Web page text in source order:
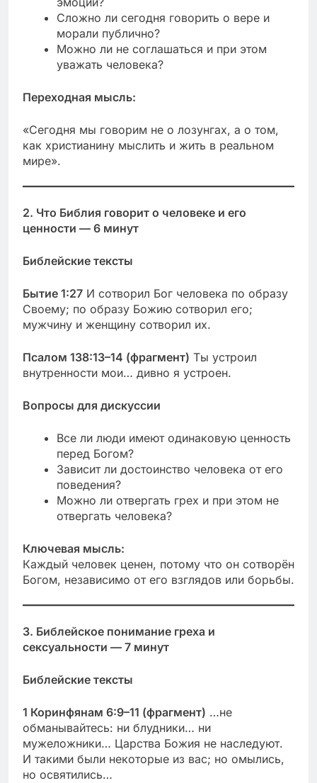
Сложно ли сегодня говорить о вере и
морали публично?
Можно ли не соглашаться и при этом
уважать человека?
Переходная мысль:
«Сегодня мы говорим не о лозунгах, а о том,
как христианину мыслить и жить в реальном
мире».
2. Что Библия говорит о человеке и его
ценности — 6 минут
Библейские тексты
Бытие 1:27 И сотворил Бог человека по образу
Своему; по образу Божию сотворил его;
мужчину и женщину сотворил их.
Псалом 138:13–14 (фрагмент) Ты устроил
внутренности мои… дивно я устроен.
Вопросы для дискуссии
Все ли люди имеют одинаковую ценность
перед Богом?
Зависит ли достоинство человека от его
поведения?
Можно ли отвергать грех и при этом не
отвергать человека?
Ключевая мысль:
Каждый человек ценен, потому что он сотворён
Богом, независимо от его взглядов или борьбы.
3. Библейское понимание греха и
сексуальности — 7 минут
Библейские тексты
1 Коринфянам 6:9–11 (фрагмент) …не
обманывайтесь: ни блудники… ни
мужеложники… Царства Божия не наследуют.
И такими были некоторые из вас; но омылись,
но освятились…